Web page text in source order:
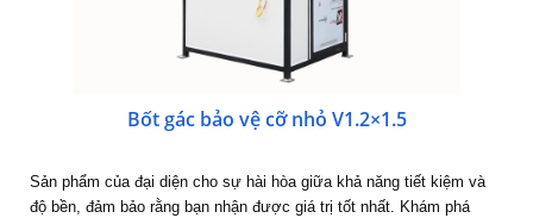
Bốt gác bảo vệ cỡ nhỏ V1.2×1.5
Sản phẩm của đại diện cho sự hài hòa giữa khả năng tiết kiệm và
độ bền, đảm bảo rằng bạn nhận được giá trị tốt nhất. Khám phá